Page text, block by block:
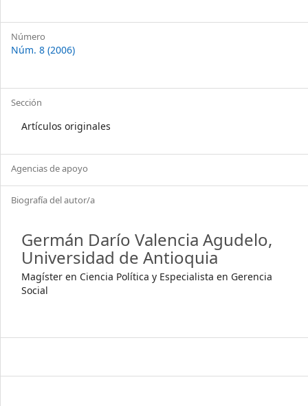
Número
Núm. 8 (2006)
Sección
Artículos originales
Agencias de apoyo
Biografía del autor/a
Germán Darío Valencia Agudelo,
Universidad de Antioquia
Magíster en Ciencia Política y Especialista en Gerencia
Social